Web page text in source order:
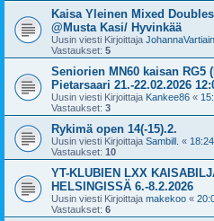
Kaisa Yleinen Mixed
@Musta Kasi/ Hyvinkää
Uusin viesti Kirjoittaja
Vastaukset: 5
Seniorien MN60 kaisan RG5
Pietarsaari 21.-22.02.2026
Uusin viesti Kirjoittaja Kankee86 «
Vastaukset: 3
Rykimä open 14(-15).2.
Uusin viesti Kirjoittaja Sambill. «
Vastaukset: 10
YT-KLUBIEN LXX
HELSINGISSÄ 6.-8.2.2026
Uusin viesti Kirjoittaja makekoo «
Vastaukset: 6